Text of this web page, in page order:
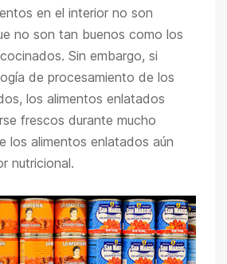
en el interior no son
no son tan buenos como los
Sin embargo, si
de procesamiento de los
los alimentos enlatados
frescos durante mucho
los alimentos enlatados aún
nutricional.